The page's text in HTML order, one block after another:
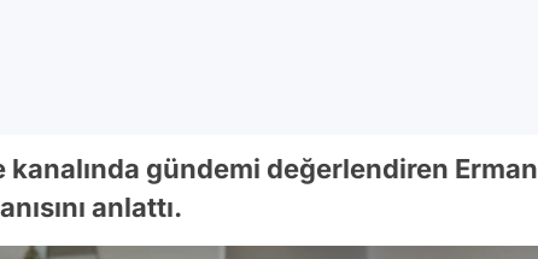
kanalında gündemi değerlendiren Erman
anlattı.